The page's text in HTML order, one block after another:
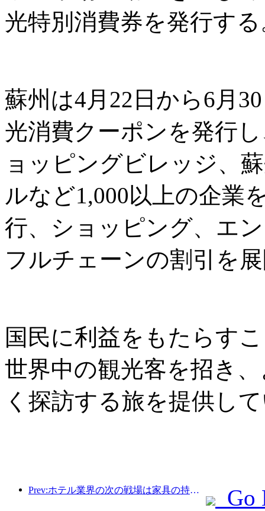
光特別消費券を発行す
蘇州は4月22日から6月
光消費クーポンを発行
ョッピングビレッジ、
ルなど1,000以上の企業
行、ショッピング、エ
フルチェーンの割引を
国民に利益をもたらす
世界中の観光客を招き
く探訪する旅を提供し
Prev:ホテル業界の次の戦場は家具の持続可能な遺伝子にある
Go